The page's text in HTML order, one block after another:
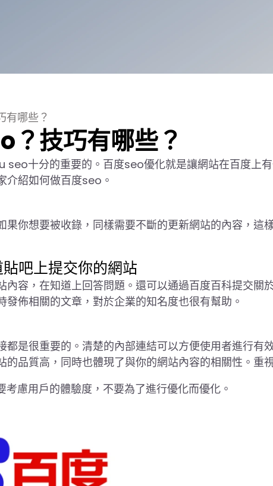
哪些？
技巧有哪些？
seo十分的重要的。百度seo優化就是讓網站在百度上
介紹如何做百度seo。
你想要被收錄，同樣需要不斷的更新網站的內容，這
吧上提交你的網站
內容，在知道上回答問題。還可以通過百度百科提交關
佈相關的文章，對於企業的知名度也很有幫助。
都是很重要的。清楚的內部連結可以方便使用者進行有
品質高，同時也體現了與你的網站內容的相關性。重
慮用戶的體驗度，不要為了進行優化而優化。